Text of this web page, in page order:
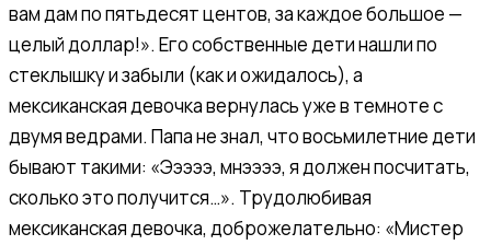
вам дам по пятьдесят центов, за каждое большое —
целый доллар!». Его собственные дети нашли по
стеклышку и забыли (как и ожидалось), а
мексиканская девочка вернулась уже в темноте с
двумя ведрами. Папа не знал, что восьмилетние дети
бывают такими: «Эээээ, мнээээ, я должен посчитать,
сколько это получится…». Трудолюбивая
мексиканская девочка, доброжелательно: «Мистер